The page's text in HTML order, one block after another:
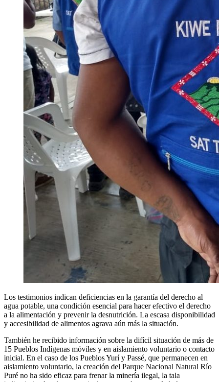
Los testimonios indican deficiencias en la garantía del derecho al
agua potable, una condición esencial para hacer efectivo el derecho
a la alimentación y prevenir la desnutrición. La escasa disponibilidad
y accesibilidad de alimentos agrava aún más la situación.
También he recibido información sobre la difícil situación de más de
15 Pueblos Indígenas móviles y en aislamiento voluntario o contacto
inicial. En el caso de los Pueblos Yurí y Passé, que permanecen en
aislamiento voluntario, la creación del Parque Nacional Natural Río
Puré no ha sido eficaz para frenar la minería ilegal, la tala